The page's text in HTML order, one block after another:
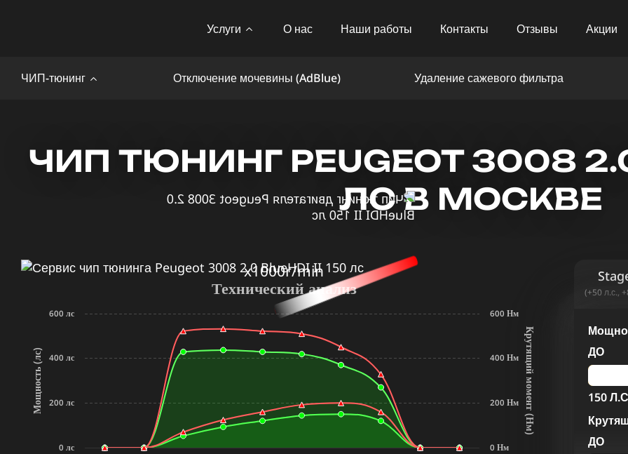
Услуги О нас Наши работы Контакты Отзывы Акции
ЧИП-тюнинг Отключение мочевины (AdBlue) Удаление сажевого фильтра
ЧИП ТЮНИНГ PEUGEOT 3008
ЛС В МОСКВЕ
x1000r/min
Мощность (лс) К
р
у
т
я
щ
и
й
м
о
м
е
н
т
(
Н
м
)
Технический анализ
0 лс
200 лс
400 лс
600 лс
0 Нм
200 Нм
400 Нм
600 Нм
(+50 л.с.,
ДО
150
ДО